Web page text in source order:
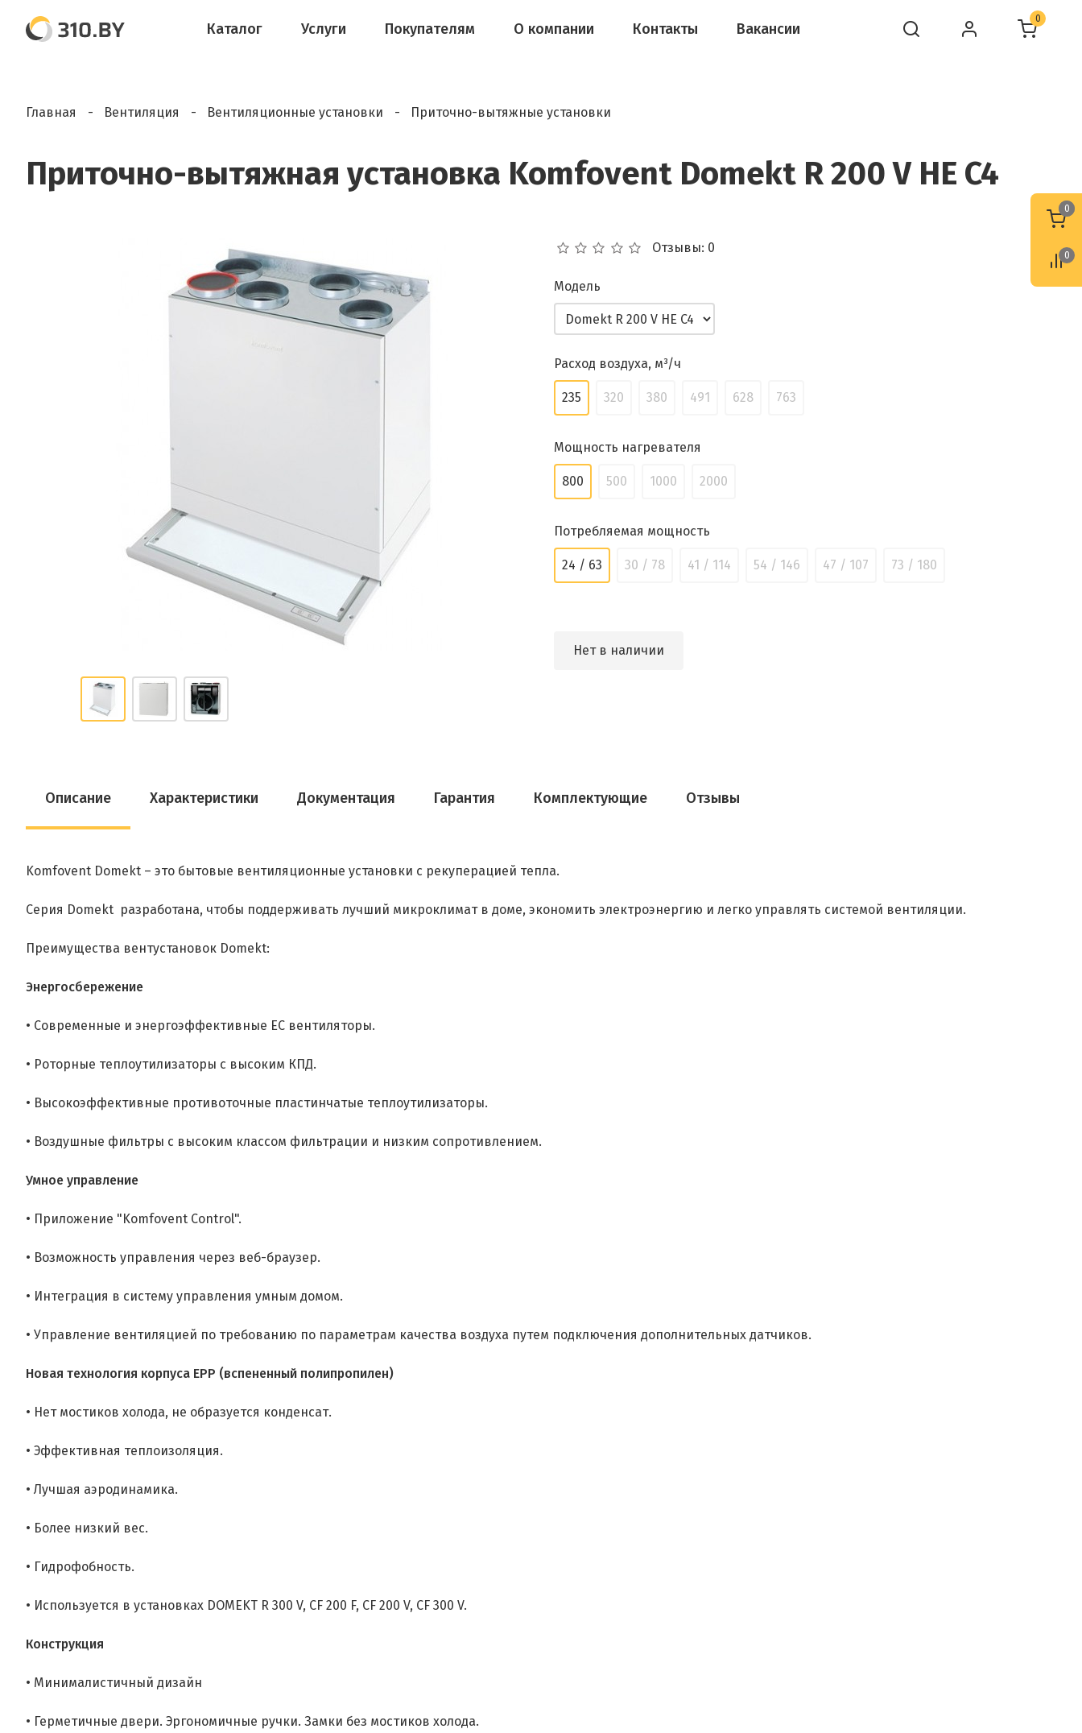
Каталог Услуги Покупателям О компании Контакты Вакансии
0
Главная Вентиляция Вентиляционные установки Приточно-вытяжные установки
Приточно-вытяжная установка Komfovent Domekt R 200 V HE C4
Отзывы: 0
Модель
Расход воздуха, м³/ч
235 320 380 491 628 763
Мощность нагревателя
800 500 1000 2000
Потребляемая мощность
24 / 63 30 / 78 41 / 114 54 / 146 47 / 107 73 / 180
Нет в наличии
Описание Характеристики Документация Гарантия Комплектующие Отзывы
Komfovent Domekt – это бытовые вентиляционные установки с рекуперацией тепла.
Серия Domekt разработана, чтобы поддерживать лучший микроклимат в доме, экономить электроэнергию и легко управлять системой вентиляции.
Преимущества вентустановок Domekt:
Энергосбережение
• Современные и энергоэффективные EC вентиляторы.
• Роторные теплоутилизаторы с высоким КПД.
• Высокоэффективные противоточные пластинчатые теплоутилизаторы.
• Воздушные фильтры с высоким классом фильтрации и низким сопротивлением.
Умное управление
• Приложение "Komfovent Control".
• Возможность управления через веб-браузер.
• Интеграция в систему управления умным домом.
• Управление вентиляцией по требованию по параметрам качества воздуха путем подключения дополнительных датчиков.
Новая технология корпуса EPP (вспененный полипропилен)
• Нет мостиков холода, не образуется конденсат.
• Эффективная теплоизоляция.
• Лучшая аэродинамика.
• Более низкий вес.
• Гидрофобность.
• Используется в установках DOMEKT R 300 V, CF 200 F, CF 200 V, CF 300 V.
Конструкция
• Минималистичный дизайн
• Герметичные двери. Эргономичные ручки. Замки без мостиков холода.
0
0
0